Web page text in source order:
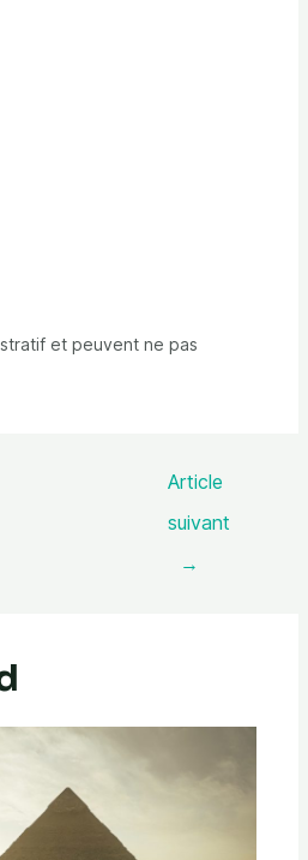
et peuvent ne pas
Article
suivant
→